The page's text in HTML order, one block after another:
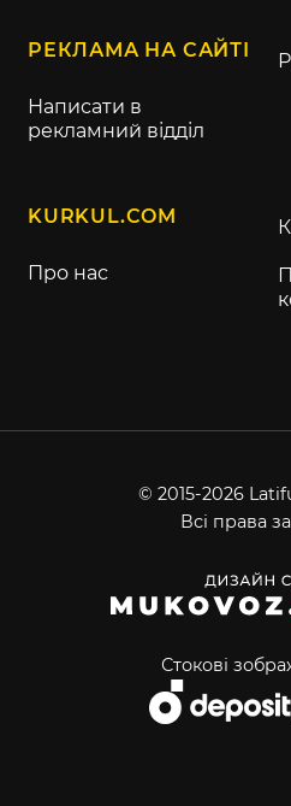
РЕКЛАМА НА САЙТІ
Написати в
рекламний відділ
KURKUL.COM
Про нас
© 2015-2026
Всі права
Стокові